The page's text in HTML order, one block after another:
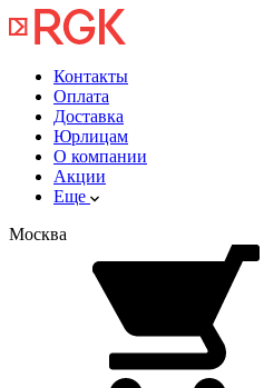
Контакты
Оплата
Доставка
Юрлицам
О компании
Акции
Еще
Москва